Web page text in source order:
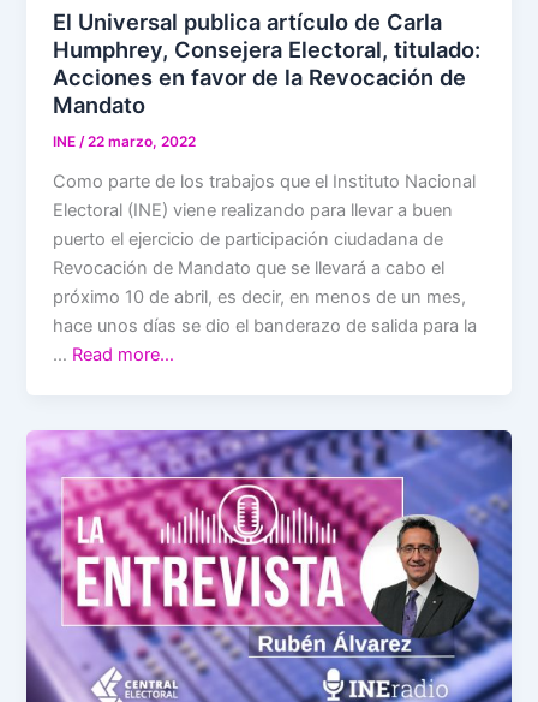
El Universal publica artículo de Carla
Humphrey, Consejera Electoral, titulado:
Acciones en favor de la Revocación de
Mandato
INE/22 marzo, 2022
Como parte de los trabajos que el Instituto Nacional
Electoral (INE) viene realizando para llevar a buen
puerto el ejercicio de participación ciudadana de
Revocación de Mandato que se llevará a cabo el
próximo 10 de abril, es decir, en menos de un mes,
hace unos días se dio el banderazo de salida para la
… Read more…